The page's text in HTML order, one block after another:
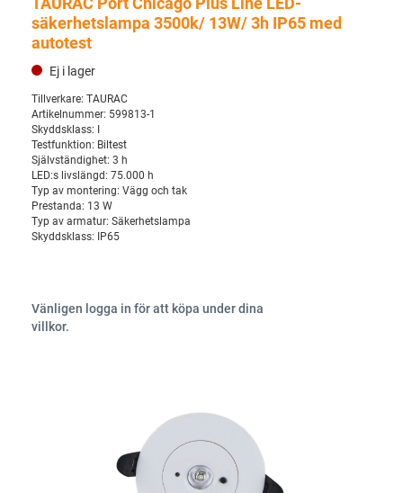
säkerhetslampa 3500k/ 13W/ 3h IP65 med
autotest
Ej i lager
Tillverkare: TAURAC
Artikelnummer: 599813-1
Skyddsklass:
Testfunktion: Biltest
Självständighet: 3 h
LED:s livslängd: 75.000 h
Typ av montering: Vägg och tak
Prestanda: 13 W
Typ av armatur: Säkerhetslampa
Skyddsklass:
IP65
Vänligen logga in för att köpa under dina
villkor.